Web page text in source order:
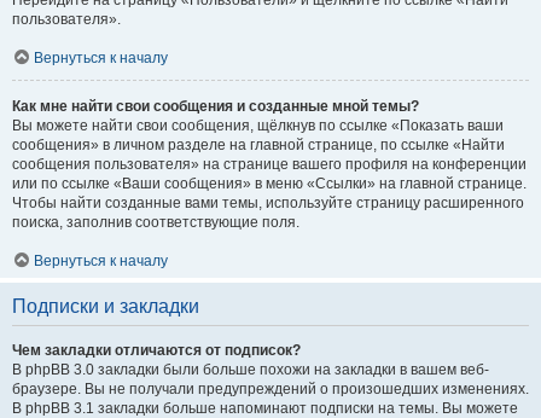
пользователя».
Вернуться к началу
Как мне найти свои сообщения и созданные мной темы?
Вы можете найти свои сообщения, щёлкнув по ссылке «Показать ваши
сообщения» в личном разделе на главной странице, по ссылке «Найти
сообщения пользователя» на странице вашего профиля на конференции
или по ссылке «Ваши сообщения» в меню «Ссылки» на главной странице.
Чтобы найти созданные вами темы, используйте страницу расширенного
поиска, заполнив соответствующие поля.
Вернуться к началу
Подписки и закладки
Чем закладки отличаются от подписок?
В phpBB 3.0 закладки были больше похожи на закладки в вашем веб-
браузере. Вы не получали предупреждений о произошедших изменениях.
В phpBB 3.1 закладки больше напоминают подписки на темы. Вы можете